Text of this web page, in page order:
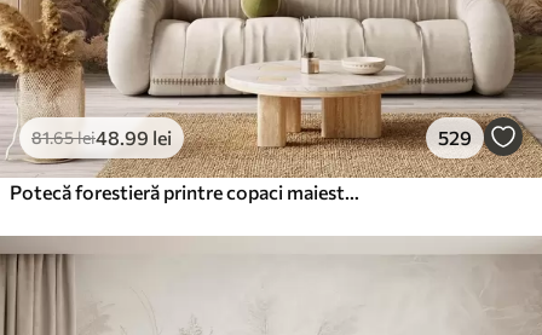
81.65lei48 .99 lei 529